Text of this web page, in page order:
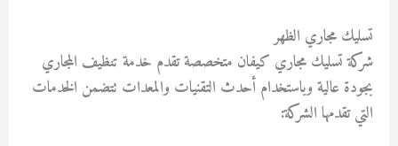
تسليك مجاري الظهر
شركة تسليك مجاري كيفان متخصصة تقدم خدمة تنظيف المجاري
بجودة عالية وباستخدام أحدث التقنيات والمعدات تتضمن الخدمات
التي تقدمها الشركة: